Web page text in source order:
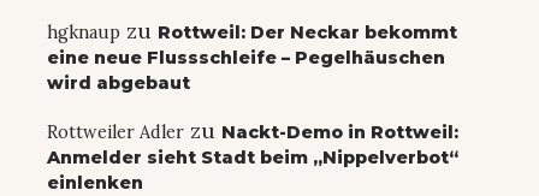
hgknaup zu Rottweil: Der Neckar bekommt
eine neue Flussschleife – Pegelhäuschen
wird abgebaut
Rottweiler Adler zu Nackt-Demo in Rottweil:
Anmelder sieht Stadt beim „Nippelverbot“
einlenken